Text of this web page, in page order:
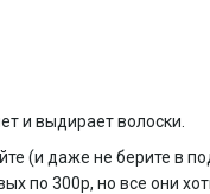
и выдирает волоски.
(и даже не берите в
по 300р, но все они